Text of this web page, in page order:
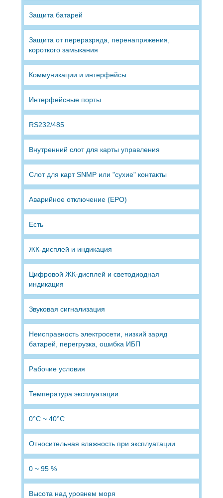
Защита батарей
Защита от переразряда, перенапряжения,
короткого замыкания
Коммуникации и интерфейсы
Интерфейсные порты
RS232/485
Внутренний слот для карты управления
Слот для карт SNMP или "сухие" контакты
Аварийное отключение (EPO)
Есть
ЖК-дисплей и индикация
Цифровой ЖК-дисплей и светодиодная
индикация
Звуковая сигнализация
Неисправность электросети, низкий заряд
батарей, перегрузка, ошибка ИБП
Рабочие условия
Температура эксплуатации
0°C ~ 40°C
Относительная влажность при эксплуатации
0 ~ 95 %
Высота над уровнем моря